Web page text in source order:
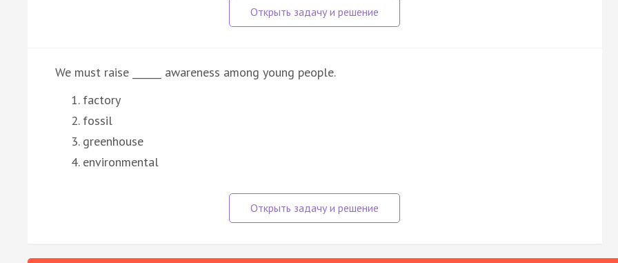
We must raise ______ awareness among young people.
factory
fossil
greenhouse
environmental